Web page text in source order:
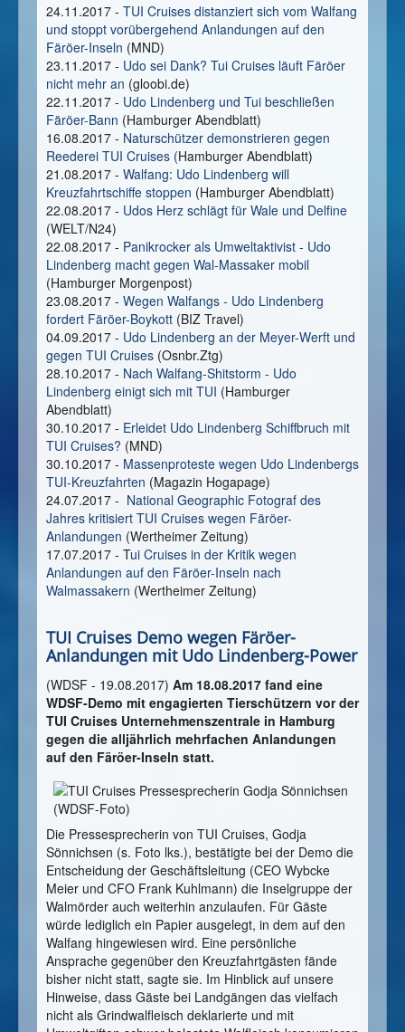
24.11.2017 - TUI Cruises distanziert sich vom Walfang
und stoppt vorübergehend Anlandungen auf den
Färöer-Inseln (MND)
23.11.2017 - Udo sei Dank? Tui Cruises läuft Färöer
nicht mehr an (gloobi.de)
22.11.2017 - Udo Lindenberg und Tui beschließen
Färöer-Bann (Hamburger Abendblatt)
16.08.2017 - Naturschützer demonstrieren gegen
Reederei TUI Cruises (Hamburger Abendblatt)
21.08.2017 - Walfang: Udo Lindenberg will
Kreuzfahrtschiffe stoppen (Hamburger Abendblatt)
22.08.2017 - Udos Herz schlägt für Wale und Delfine
(WELT/N24)
22.08.2017 - Panikrocker als Umweltaktivist - Udo
Lindenberg macht gegen Wal-Massaker mobil
(Hamburger Morgenpost)
23.08.2017 - Wegen Walfangs - Udo Lindenberg
fordert Färöer-Boykott (BIZ Travel)
04.09.2017 - Udo Lindenberg an der Meyer-Werft und
gegen TUI Cruises (Osnbr.Ztg)
28.10.2017 - Nach Walfang-Shitstorm - Udo
Lindenberg einigt sich mit TUI (Hamburger
Abendblatt)
30.10.2017 - Erleidet Udo Lindenberg Schiffbruch mit
TUI Cruises? (MND)
30.10.2017 - Massenproteste wegen Udo Lindenbergs
TUI-Kreuzfahrten (Magazin Hogapage)
24.07.2017 - National Geographic Fotograf des
Jahres kritisiert TUI Cruises wegen Färöer-
Anlandungen (Wertheimer Zeitung)
17.07.2017 - Tui Cruises in der Kritik wegen
Anlandungen auf den Färöer-Inseln nach
Walmassakern (Wertheimer Zeitung)
TUI Cruises Demo wegen Färöer-
Anlandungen mit Udo Lindenberg-Power
(WDSF - 19.08.2017) Am 18.08.2017 fand eine
WDSF-Demo mit engagierten Tierschützern vor der
TUI Cruises Unternehmenszentrale in Hamburg
gegen die alljährlich mehrfachen Anlandungen
auf den Färöer-Inseln statt.
Die Pressesprecherin von TUI Cruises, Godja
Sönnichsen (s. Foto lks.), bestätigte bei der Demo die
Entscheidung der Geschäftsleitung (CEO Wybcke
Meier und CFO Frank Kuhlmann) die Inselgruppe der
Walmörder auch weiterhin anzulaufen. Für Gäste
würde lediglich ein Papier ausgelegt, in dem auf den
Walfang hingewiesen wird. Eine persönliche
Ansprache gegenüber den Kreuzfahrtgästen fände
bisher nicht statt, sagte sie. Im Hinblick auf unsere
Hinweise, dass Gäste bei Landgängen das vielfach
nicht als Grindwalfleisch deklarierte und mit